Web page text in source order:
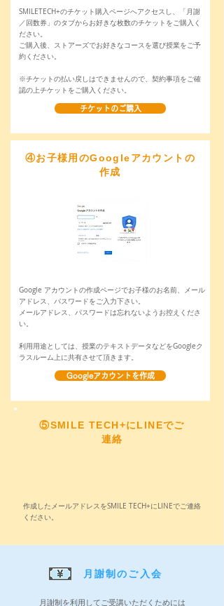
SMILETECH+のチケット購入ページへアクセスし、「月謝
／回数券」のタブからお好きな枚数のチケットをご購入く
ださい。
​ご購入後、ストアーズでお好きなコースを選び授業をご予
約ください。
※チケットの払い戻しはできませんので、契約事項をご確
認の上チケットをご購入ください。
チケットのご購入
④お子様用のGoogleアカウントの
作成
Google アカウントの作成ページでお子様のお名前、メール
アドレス、パスワードをご入力下さい。
メールアドレス、パスワードは忘れないようお控えくださ
い。
利用用途としては、授業のテキストデータなどをGoogleク
ラスルーム上に共有させて頂きます。
Googleアカウントを作成
⑤SMILE TECH+にLINEでご
連絡
作成したメールアドレスをSMILE TECH+にLINEでご連絡
ください。
​月謝制のご入会
月謝制を利用してご受講いただくためには